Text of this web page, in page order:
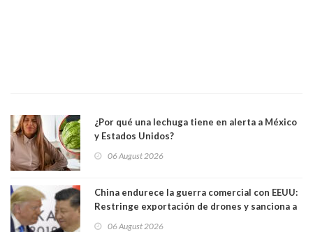
¿Por qué una lechuga tiene en alerta a México
y Estados Unidos?
06 August 2026
China endurece la guerra comercial con EEUU:
Restringe exportación de drones y sanciona a
06 August 2026